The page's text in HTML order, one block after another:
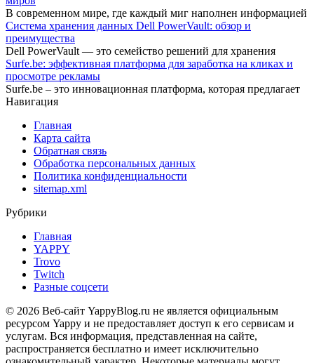
В современном мире, где каждый миг наполнен информацией
Система хранения данных Dell PowerVault: обзор и
преимущества
Dell PowerVault — это семейство решений для хранения
Surfe.be: эффективная платформа для заработка на кликах и
просмотре рекламы
Surfe.be – это инновационная платформа, которая предлагает
Навигация
Главная
Карта сайта
Обратная связь
Обработка персональных данных
Политика конфиденциальности
sitemap.xml
Рубрики
Главная
YAPPY
Trovo
Twitch
Разные соцсети
© 2026 Веб-сайт YappyBlog.ru не является официальным
ресурсом Yappy и не предоставляет доступ к его сервисам и
услугам. Вся информация, представленная на сайте,
распространяется бесплатно и имеет исключительно